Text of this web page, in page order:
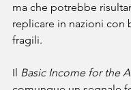
ma che potrebbe
replicare in nazioni con
fragili.
Il Basic Income for the